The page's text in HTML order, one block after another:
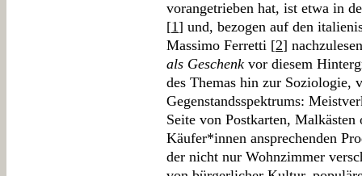
vorangetrieben hat, ist etwa in
[1] und, bezogen auf den
Massimo Ferretti [2]
als Geschenk vor diesem
des Themas hin zur Soziologie,
Gegenstandsspektrums:
Seite von Postkarten,
Käufer*innen ansprechenden
der nicht nur Wohnzimmer